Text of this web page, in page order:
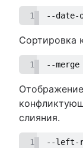
1 --date-
Сортировка
1 --merge
слияния.
1 --left-